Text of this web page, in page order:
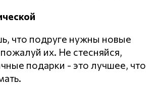
что подруге нужны новые
их. Не стесняйся,
подарки - это лучшее, что